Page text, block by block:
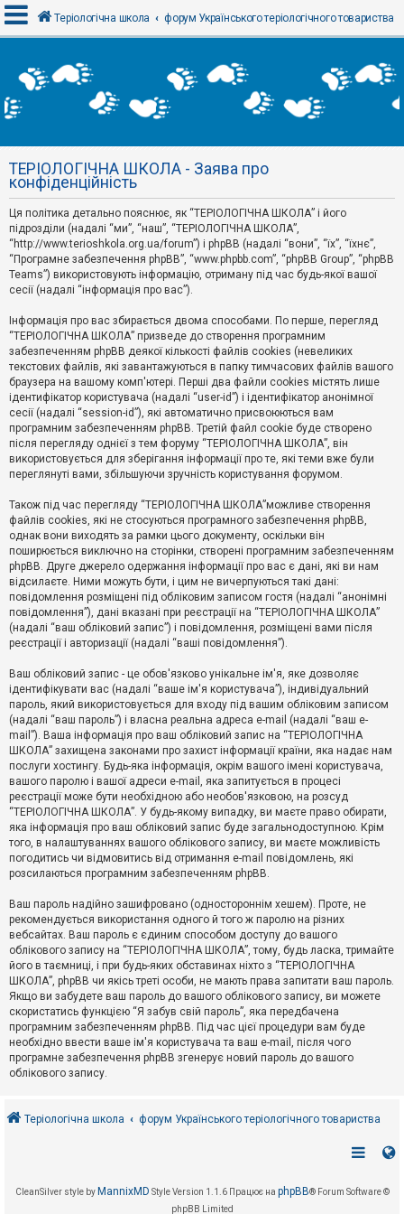
х
і
Р
е
с
т
р
а
ц
і
я
Т
е
м
и
б
е
з
в
і
д
о
і
д
е
й
А
т
и
в
е
м
и
П
о
ш
у
Д
о
м
о
г
Теріологічна школа форум Українського теріологічного товариства
ТЕРІОЛОГІЧНА ШКОЛА - Заява про
конфіденційність
Ця політика детально пояснює, як “ТЕРІОЛОГІЧНА ШКОЛА” і його
підрозділи (надалі “ми”, “наш”, “ТЕРІОЛОГІЧНА ШКОЛА”,
“http://www.terioshkola.org.ua/forum”) і phpBB (надалі “вони”, “їх”, “їхнє”,
“Програмне забезпечення phpBB”, “www.phpbb.com”, “phpBB Group”, “phpBB
Teams”) використовують інформацію, отриману під час будь-якої вашої
сесії (надалі “інформація про вас”).
Інформація про вас збирається двома способами. По перше, перегляд
“ТЕРІОЛОГІЧНА ШКОЛА” призведе до створення програмним
забезпеченням phpBB деякої кількості файлів cookies (невеликих
текстових файлів, які завантажуються в папку тимчасових файлів вашого
браузера на вашому комп'ютері. Перші два файли cookies містять лише
ідентифікатор користувача (надалі “user-id”) і ідентифікатор анонімної
сесії (надалі “session-id”), які автоматично присвоюються вам
програмним забезпеченням phpBB. Третій файл cookie буде створено
після перегляду однієї з тем форуму “ТЕРІОЛОГІЧНА ШКОЛА”, він
використовується для зберігання інформації про те, які теми вже були
переглянуті вами, збільшуючи зручність користування форумом.
Також під час перегляду “ТЕРІОЛОГІЧНА ШКОЛА”можливе створення
файлів cookies, які не стосуються програмного забезпечення phpBB,
однак вони виходять за рамки цього документу, оскільки він
поширюється виключно на сторінки, створені програмним забезпеченням
phpBB. Друге джерело одержання інформації про вас є дані, які ви нам
відсилаєте. Ними можуть бути, і цим не вичерпуються такі дані:
повідомлення розміщені під обліковим записом гостя (надалі “анонімні
повідомлення”), дані вказані при реєстрації на “ТЕРІОЛОГІЧНА ШКОЛА”
(надалі “ваш обліковий запис”) і повідомлення, розміщені вами після
реєстрації і авторизації (надалі “ваші повідомлення”).
Ваш обліковий запис - це обов'язково унікальне ім'я, яке дозволяє
ідентифікувати вас (надалі “ваше ім'я користувача”), індивідуальний
пароль, який використовується для входу під вашим обліковим записом
(надалі “ваш пароль”) і власна реальна адреса e-mail (надалі “ваш e-
mail”). Ваша інформація про ваш обліковий запис на “ТЕРІОЛОГІЧНА
ШКОЛА” захищена законами про захист інформації країни, яка надає нам
послуги хостингу. Будь-яка інформація, окрім вашого імені користувача,
вашого паролю і вашої адреси e-mail, яка запитується в процесі
реєстрації може бути необхідною або необов'язковою, на розсуд
“ТЕРІОЛОГІЧНА ШКОЛА”. У будь-якому випадку, ви маєте право обирати,
яка інформація про ваш обліковий запис буде загальнодоступною. Крім
того, в налаштуваннях вашого облікового запису, ви маєте можливість
погодитись чи відмовитись від отримання e-mail повідомлень, які
розсилаються програмним забезпеченням phpBB.
Ваш пароль надійно зашифровано (одностороннім хешем). Проте, не
рекомендується використання одного й того ж паролю на різних
вебсайтах. Ваш пароль є єдиним способом доступу до вашого
облікового запису на “ТЕРІОЛОГІЧНА ШКОЛА”, тому, будь ласка, тримайте
його в таємниці, і при будь-яких обставинах ніхто з “ТЕРІОЛОГІЧНА
ШКОЛА”, phpBB чи якісь треті особи, не мають права запитати ваш пароль.
Якщо ви забудете ваш пароль до вашого облікового запису, ви можете
скористатись функцією “Я забув свій пароль”, яка передбачена
програмним забезпеченням phpBB. Під час цієї процедури вам буде
необхідно ввести ваше ім'я користувача та ваш e-mail, після чого
програмне забезпечення phpBB згенерує новий пароль до вашого
облікового запису.
Теріологічна школа форум Українського теріологічного товариства
CleanSilver style by MannixMD Style Version 1.1.6 Працює на phpBB® Forum Software ©
phpBB Limited